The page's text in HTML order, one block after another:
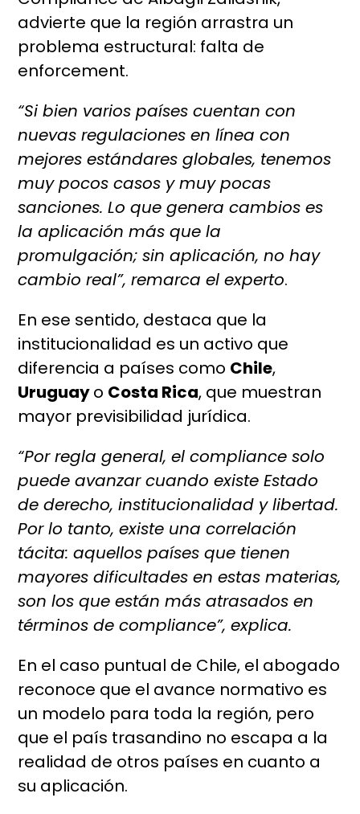
advierte que la región arrastra un
problema estructural: falta de
enforcement.
“Si bien varios países cuentan con
nuevas regulaciones en línea con
mejores estándares globales, tenemos
muy pocos casos y muy pocas
sanciones. Lo que genera cambios es
la aplicación más que la
promulgación; sin aplicación, no hay
cambio real”, remarca el experto.
En ese sentido, destaca que la
institucionalidad es un activo que
diferencia a países como Chile,
Uruguayo Costa Rica, que muestran
mayor previsibilidad jurídica.
“Por regla general, el compliance solo
puede avanzar cuando existe Estado
de derecho, institucionalidad y libertad.
Por lo tanto, existe una correlación
tácita: aquellos países que tienen
mayores dificultades en estas materias,
son los que están más atrasados en
términos de compliance”, explica.
En el caso puntual de Chile, el abogado
reconoce que el avance normativo es
un modelo para toda la región, pero
que el país trasandino no escapa a la
realidad de otros países en cuanto a
su aplicación.